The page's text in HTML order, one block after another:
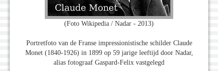
(Foto Wikipedia / Nadar - 2013)
Portretfoto van de Franse impressionistische schilder Claude
Monet (1840-1926) in 1899 op 59 jarige leeftijd door Nadar,
alias fotograaf Gaspard-Felix vastgelegd